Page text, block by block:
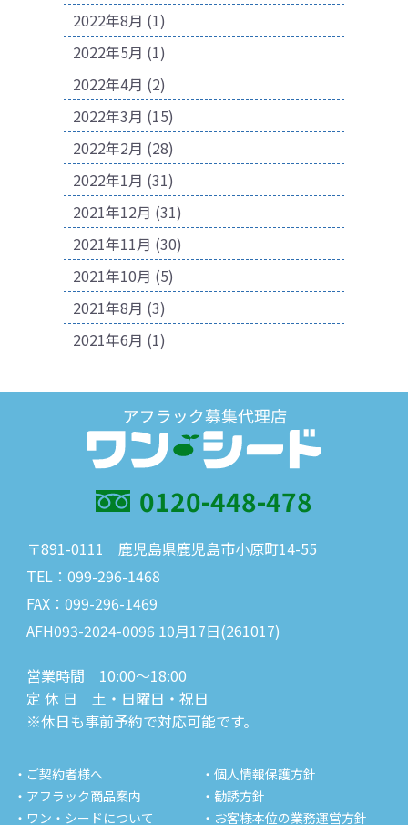
2022年8月 (1)
2022年5月 (1)
2022年4月 (2)
2022年3月 (15)
2022年2月 (28)
2022年1月 (31)
2021年12月 (31)
2021年11月 (30)
2021年10月 (5)
2021年8月 (3)
2021年6月 (1)
0120-448-478
〒891-0111 鹿児島県鹿児島市小原町14-55
TEL：099-296-1468
FAX：099-296-1469
AFH093-2024-0096 10月17日(261017)
営業時間 10:00～18:00
定 休 日 土・日曜日・祝日
※休日も事前予約で対応可能です。
・ご契約者様へ
・アフラック商品案内
・ワン・シードについて
・個人情報保護方針
・勧誘方針
・お客様本位の業務運営方針